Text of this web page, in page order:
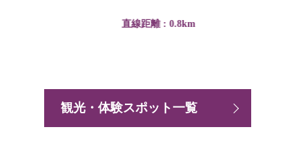
観光・体験スポット一覧